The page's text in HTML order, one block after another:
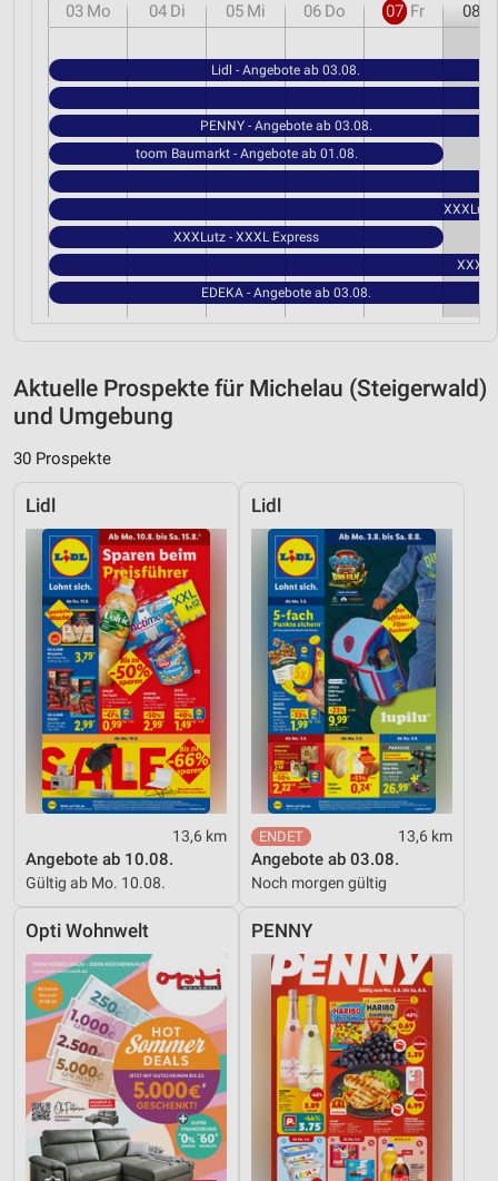
03 Mo 04 Di 05 Mi 06 Do 07 Fr 08
Lidl - Angebote ab 03.08.
PENNY - Angebote ab 03.08.
toom Baumarkt - Angebote ab 01.08.
XXXLutz
XXXLutz - XXXL Express
EDEKA - Angebote ab 03.08.
Aktuelle Prospekte für Michelau (Steigerwald)
und Umgebung
30 Prospekte
Lidl
13,6 km
Angebote ab 10.08.
Gültig ab Mo. 10.08.
Lidl
13,6 km
Angebote ab 03.08.
Noch morgen gültig
Opti Wohnwelt PENNY